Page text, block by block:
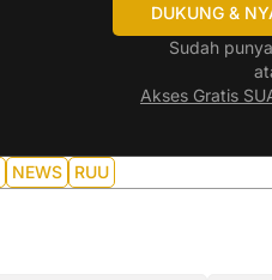
DUKUNG &
Sudah
Akses Gratis
NEWS RUU